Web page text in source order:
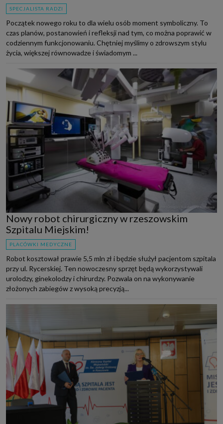
SPECJALISTA RADZI
Początek nowego roku to dla wielu osób moment symboliczny. To
czas planów, postanowień i refleksji nad tym, co można poprawić w
codziennym funkcjonowaniu. Chętniej myślimy o zdrowszym stylu
życia, większej równowadze i świadomym ...
Nowy robot chirurgiczny w rzeszowskim
Szpitalu Miejskim!
PLACÓWKI MEDYCZNE
Robot kosztował prawie 5,5 mln zł i będzie służył pacjentom szpitala
przy ul. Rycerskiej. Ten nowoczesny sprzęt będą wykorzystywali
urolodzy, ginekolodzy i chirurdzy. Pozwala on na wykonywanie
złożonych zabiegów z wysoką precyzją...